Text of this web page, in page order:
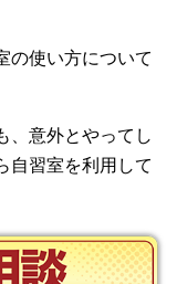
の使い方について
、意外とやってし
自習室を利用して